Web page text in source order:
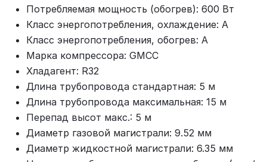
Потребляемая мощность (обогрев): 600 Вт
Класс энергопотребления, охлаждение: A
Класс энергопотребления, обогрев: A
Марка компрессора: GMCC
Хладагент: R32
Длина трубопровода стандартная: 5 м
Длина трубопровода максимальная: 15 м
Перепад высот макс.: 5 м
Диаметр газовой магистрали: 9.52 мм
Диаметр жидкостной магистрали: 6.35 мм